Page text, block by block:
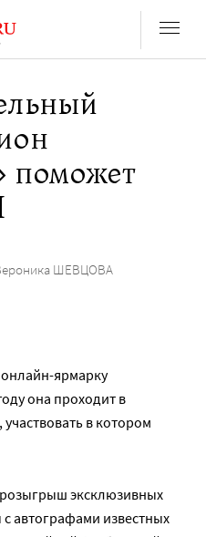
поможет
ШЕВЦОВА
ярмарку
она проходит в
, участвовать в котором
эксклюзивных
автографами известных